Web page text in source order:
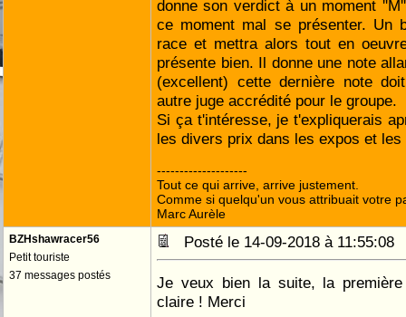
donne son verdict à un moment
ce moment mal se présenter. Un
race et mettra alors tout en
présente bien. Il donne une note
(excellent) cette dernière note
autre juge accrédité pour le groupe.
Si ça t'intéresse, je t'expliquerais
les divers prix dans les expos et les
--------------------
Tout ce qui arrive, arrive justement.
Comme si quelqu'un vous attribuait votre
Marc Aurèle
BZHshawracer56
Petit touriste
37 messages postés
Posté le 14-09-2018 à
Je veux bien la suite, la
claire ! Merci